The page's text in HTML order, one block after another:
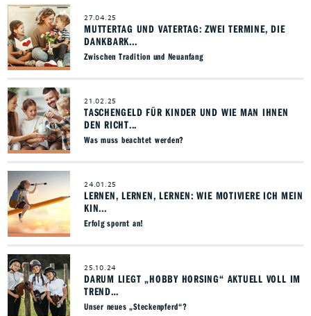
27.04.25
MUTTERTAG UND VATERTAG: ZWEI TERMINE, DIE
DANKBARK...
Zwischen Tradition und Neuanfang
21.02.25
TASCHENGELD FÜR KINDER UND WIE MAN IHNEN
DEN RICHT...
Was muss beachtet werden?
24.01.25
LERNEN, LERNEN, LERNEN: WIE MOTIVIERE ICH MEIN
KIN...
Erfolg spornt an!
25.10.24
DARUM LIEGT „HOBBY HORSING“ AKTUELL VOLL IM
TREND…
Unser neues „Steckenpferd“?